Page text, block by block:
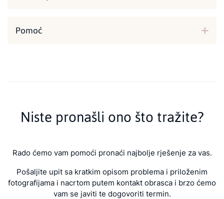
Pomoć
Niste pronašli ono što tražite?
Rado ćemo vam pomoći pronaći najbolje rješenje za vas.
Pošaljite upit sa kratkim opisom problema i priloženim
fotografijama i nacrtom putem kontakt obrasca i brzo ćemo
vam se javiti te dogovoriti termin.